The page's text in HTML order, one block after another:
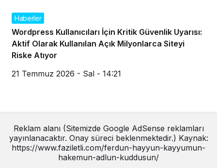
Haberler
Wordpress Kullanıcıları İçin Kritik Güvenlik Uyarısı:
Aktif Olarak Kullanılan Açık Milyonlarca Siteyi
Riske Atıyor
21 Temmuz 2026 - Sal - 14:21
Reklam alanı (Sitemizde Google AdSense reklamları
yayınlanacaktır. Onay süreci beklenmektedir.) Kaynak:
https://www.faziletli.com/ferdun-hayyun-kayyumun-
hakemun-adlun-kuddusun/